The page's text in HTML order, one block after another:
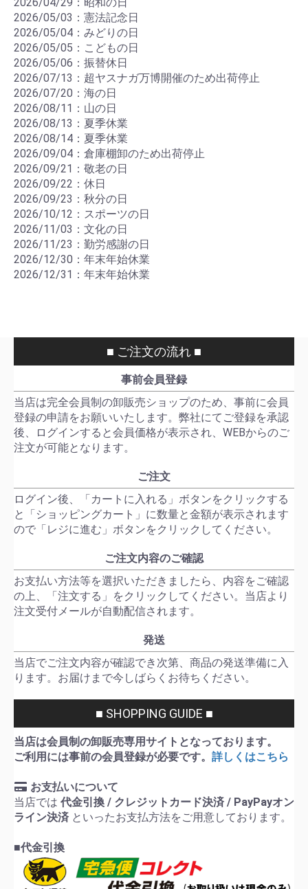
2026/05/03：憲法記念日
2026/05/04：みどりの日
2026/05/05：こどもの日
2026/05/06：振替休日
2026/07/13：超ヤスナガ万博開催のため出荷停止
2026/07/20：海の日
2026/08/11：山の日
2026/08/13：夏季休業
2026/08/14：夏季休業
2026/09/04：倉庫棚卸のため出荷停止
2026/09/21：敬老の日
2026/09/22：休日
2026/09/23：秋分の日
2026/10/12：スポーツの日
2026/11/03：文化の日
2026/11/23：勤労感謝の日
2026/12/30：年末年始休業
2026/12/31：年末年始休業
■ ご注文の流れ ■
事前会員登録
当店は完全会員制の卸販売ショップのため、事前に会員
登録の申請をお願いいたします。弊社にてご登録を承認
後、ログインすると会員価格が表示され、WEBからのご
注文が可能となります。
ご注文
ログイン後、「カートに入れる」ボタンをクリックする
と「ショッピングカート」に数量と金額が表示されます
ので「レジに進む」ボタンをクリックしてください。
ご注文内容のご確認
お支払い方法等を選択いただきましたら、内容をご確認
の上、「注文する」をクリックしてください。当店より
注文受付メールが自動配信されます。
発送
当店でご注文内容が確認でき次第、商品の発送準備に入
ります。お届けまで今しばらくお待ちください。
■ SHOPPING GUIDE ■
当店は会員制の卸販売専用サイトとなっております。
ご利用には事前の会員登録が必要です。 詳しくはこちら
お支払いについて
当店では 代金引換 / クレジットカード決済 / PayPayオン
ライン決済 といったお支払方法をご用意しております。
■代金引換